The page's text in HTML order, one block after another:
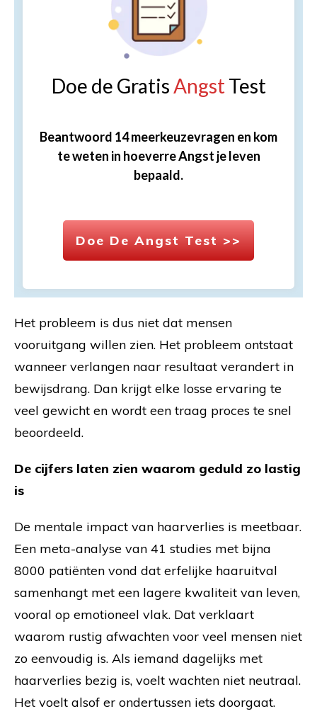
Doe de GratisAngstTest
Beantwoord 14 meerkeuzevragen en kom
te weten in hoeverre Angst je leven
bepaald.
Doe De Angst Test >>
Het probleem is dus niet dat mensen
vooruitgang willen zien. Het probleem ontstaat
wanneer verlangen naar resultaat verandert in
bewijsdrang. Dan krijgt elke losse ervaring te
veel gewicht en wordt een traag proces te snel
beoordeeld.
De cijfers laten zien waarom geduld zo lastig
is
De mentale impact van haarverlies is meetbaar.
Een meta-analyse van 41 studies met bijna
8000 patiënten vond dat erfelijke haaruitval
samenhangt met een lagere kwaliteit van leven,
vooral op emotioneel vlak. Dat verklaart
waarom rustig afwachten voor veel mensen niet
zo eenvoudig is. Als iemand dagelijks met
haarverlies bezig is, voelt wachten niet neutraal.
Het voelt alsof er ondertussen iets doorgaat.